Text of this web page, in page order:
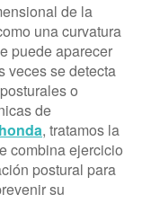
de la
una curvatura
puede aparecer
veces se detecta
o
de
, tratamos la
combina ejercicio
postural para
su